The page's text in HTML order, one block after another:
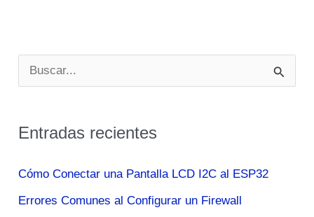
Iconos
Monton
Juegos
Gratis
u
c
p
Entradas recientes
Cómo Conectar una Pantalla LCD I2C al ESP32
Errores Comunes al Configurar un Firewall